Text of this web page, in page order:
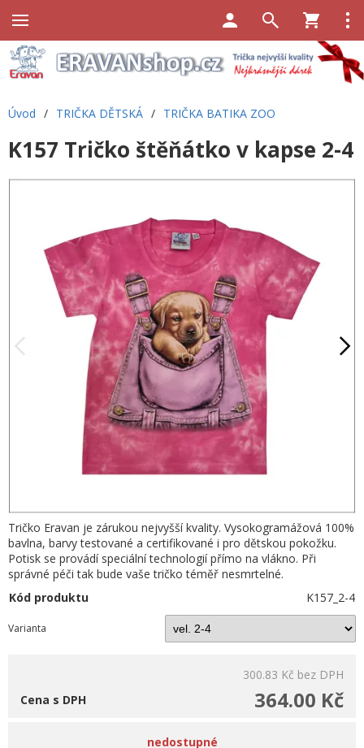
Úvod / TRIČKA DĚTSKÁ / TRIČKA BATIKA ZOO
K157 Tričko štěňátko v kapse 2-4
Tričko Eravan je zárukou nejvyšší kvality. Vysokogramážová 100%
bavlna, barvy testované a certifikované i pro dětskou pokožku.
Potisk se provádí speciální technologií přímo na vlákno. Při
správné péči tak bude vaše tričko téměř nesmrtelné.
Kód produktu
K157_2-4
Varianta
300.83 Kč bez DPH
364.00 Kč
Cena s DPH
nedostupné